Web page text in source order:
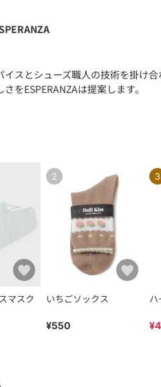
イスとシューズ職人の技術を掛け
をESPERANZAは提案します。
マスク
2
いちごソックス
¥550
3
ハ